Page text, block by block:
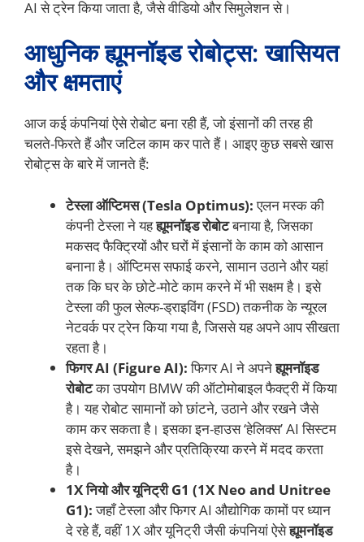
AI से ट्रेन किया जाता है, जैसे वीडियो और सिमुलेशन से।
आधुनिक ह्यूमनॉइड रोबोट्स: खासियत
और क्षमताएं
आज कई कंपनियां ऐसे रोबोट बना रही हैं, जो इंसानों की तरह ही
चलते-फिरते हैं और जटिल काम कर पाते हैं। आइए कुछ सबसे खास
रोबोट्स के बारे में जानते हैं:
टेस्ला ऑप्टिमस (Tesla Optimus):एलन मस्क की
कंपनी टेस्ला ने यहह्यूमनॉइड रोबोटबनाया है, जिसका
मकसद फैक्ट्रियों और घरों में इंसानों के काम को आसान
बनाना है। ऑप्टिमस सफाई करने, सामान उठाने और यहां
तक कि घर के छोटे-मोटे काम करने में भी सक्षम है। इसे
टेस्ला की फुल सेल्फ-ड्राइविंग (FSD) तकनीक के न्यूरल
नेटवर्क पर ट्रेन किया गया है, जिससे यह अपने आप सीखता
रहता है।
फिगर AI (Figure AI):फिगर AI ने अपनेह्यूमनॉइड
रोबोटका उपयोग BMW की ऑटोमोबाइल फैक्ट्री में किया
है। यह रोबोट सामानों को छांटने, उठाने और रखने जैसे
काम कर सकता है। इसका इन-हाउस ‘हेलिक्स’ AI सिस्टम
इसे देखने, समझने और प्रतिक्रिया करने में मदद करता
है।
1X नियो और यूनिट्री G1 (1X Neo and Unitree
G1):जहाँ टेस्ला और फिगर AI औद्योगिक कामों पर ध्यान
दे रहे हैं, वहीं 1X और यूनिट्री जैसी कंपनियां ऐसेह्यूमनॉइड